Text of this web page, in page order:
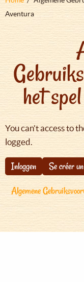
Aventura
het
You can't access to
logged.
Inloggen
Se créer
Algemene